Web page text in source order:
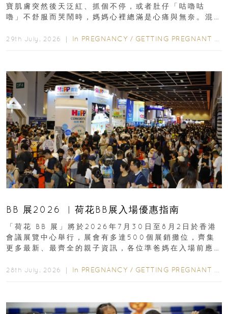
寶肌膚突然後天泛紅、抓個不停，或者肚仔「咕嚕咕
嚕」不舒服而哭鬧時，媽媽心裡總滿是心痛與無奈。混
29th July, 2026 ｜ In PREGNANCY / GETTING PREGNANT
BB 展2026 ︳荷花BB展入場優惠指南
「荷花 BB 展」將於2026年7月30日至8月2日於香港
會議展覽中心舉行，展會有多達500個展銷攤位，齊集
更多最新、最齊全的親子資訊，各位準爸媽在入場前應
28th July, 2026 ｜ In PREGNANCY / GETTING PREGNANT